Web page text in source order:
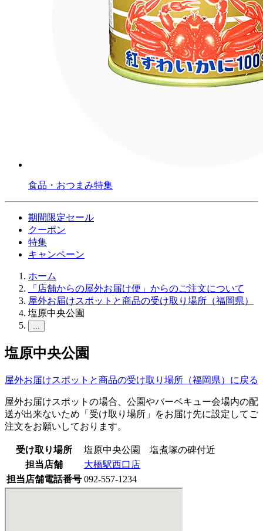
食品・おつまみ特集
期間限定セール
クーポン
特集
キャンペーン
ホーム
「店舗からの屋外お届け便」からのご注文について
屋外お届けスポットと商品の受け取り場所（福岡県）
塩原中央公園
...
塩原中央公園
屋外お届けスポットと商品の受け取り場所（福岡県）に戻る
屋外お届けスポットの場合、公園やバーベキュー会場内の配
送が出来ないため「受け取り場所」をお届け先に設定してご
注文をお願いしております。
受け取り場所
塩原中央公園 塩煮塚の碑付近
担当店舗
大橋駅西口店
担当店舗電話番号 092-557-1234